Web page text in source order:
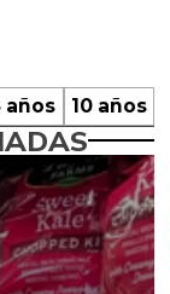
años 10 años